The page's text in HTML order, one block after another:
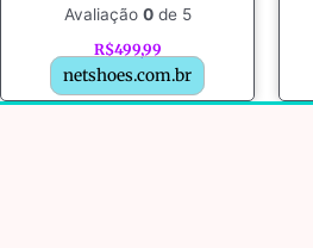
Avaliação 0de 5
R$499,99
netshoes.com.br